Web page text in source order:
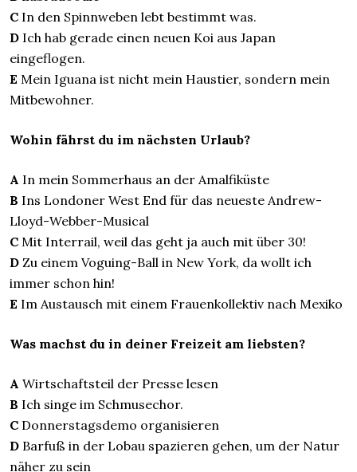
C In den Spinnweben lebt bestimmt was.
D Ich hab gerade einen neuen Koi aus Japan
eingeflogen.
E Mein Iguana ist nicht mein Haustier, sondern mein
Mitbewohner.
Wohin fährst du im nächsten Urlaub?
A In mein Sommerhaus an der Amalfiküste
B Ins Londoner West End für das neueste Andrew-
Lloyd-Webber-Musical
C Mit Interrail, weil das geht ja auch mit über 30!
D Zu einem Voguing-Ball in New York, da wollt ich
immer schon hin!
E Im Austausch mit einem Frauenkollektiv nach Mexiko
Was machst du in deiner Freizeit am liebsten?
A Wirtschaftsteil der Presse lesen
B Ich singe im Schmusechor.
C Donnerstagsdemo organisieren
D Barfuß in der Lobau spazieren gehen, um der Natur
näher zu sein